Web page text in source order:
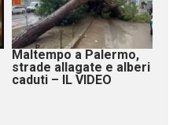
Maltempo a Palermo,
strade allagate e alberi
caduti – IL VIDEO